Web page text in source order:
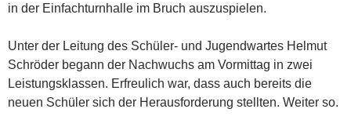
in der Einfachturnhalle im Bruch auszuspielen.
Unter der Leitung des Schüler- und Jugendwartes Helmut
Schröder begann der Nachwuchs am Vormittag in zwei
Leistungsklassen. Erfreulich war, dass auch bereits die
neuen Schüler sich der Herausforderung stellten. Weiter so.